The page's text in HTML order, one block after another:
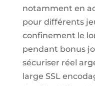
notamment en
pour différents
confinement le
pendant bonus
sécuriser réel
large SSL